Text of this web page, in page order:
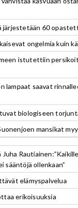
järjestetään 60
ongelmia kuin
istutettiin
lampaat saavat
biologiseen
mansikat
Juha
sääntöjä ollenkaan”
elämyspalvelua
erikoisuuksia